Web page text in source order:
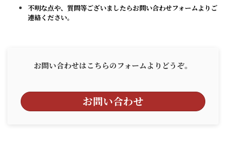
不明な点や、質問等ございましたらお問い合わせフォームよりご
連絡ください。
お問い合わせはこちらのフォームよりどうぞ。
お問い合わせ